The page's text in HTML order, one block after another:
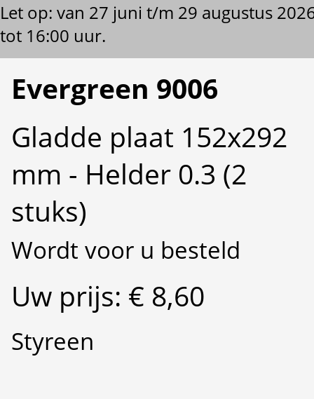
Let op: van 27 juni t/m 29 augustus
tot 16:00 uur.
Evergreen 9006
Gladde plaat 152x292
mm - Helder 0.3 (2
stuks)
Wordt voor u besteld
Uw prijs: € 8,60
Styreen